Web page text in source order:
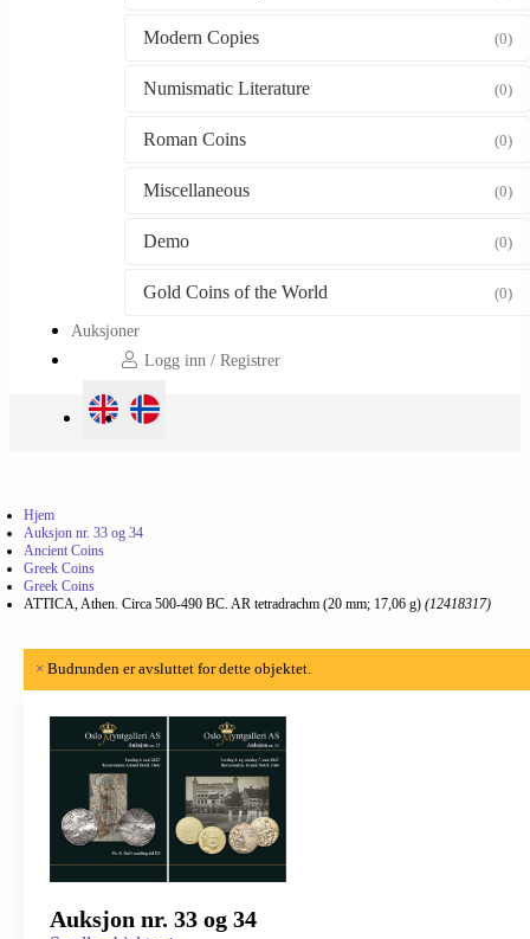
Modern Copies (0)
Numismatic Literature (0)
Roman Coins (0)
Miscellaneous (0)
Demo (0)
Gold Coins of the World (0)
Auksjoner
Logg inn / Registrer
Hjem
Auksjon nr. 33 og 34
Ancient Coins
Greek Coins
Greek Coins
ATTICA, Athen. Circa 500-490 BC. AR tetradrachm (20 mm; 17,06 g) (12418317)
× Budrunden er avsluttet for dette objektet.
Auksjon nr. 33 og 34